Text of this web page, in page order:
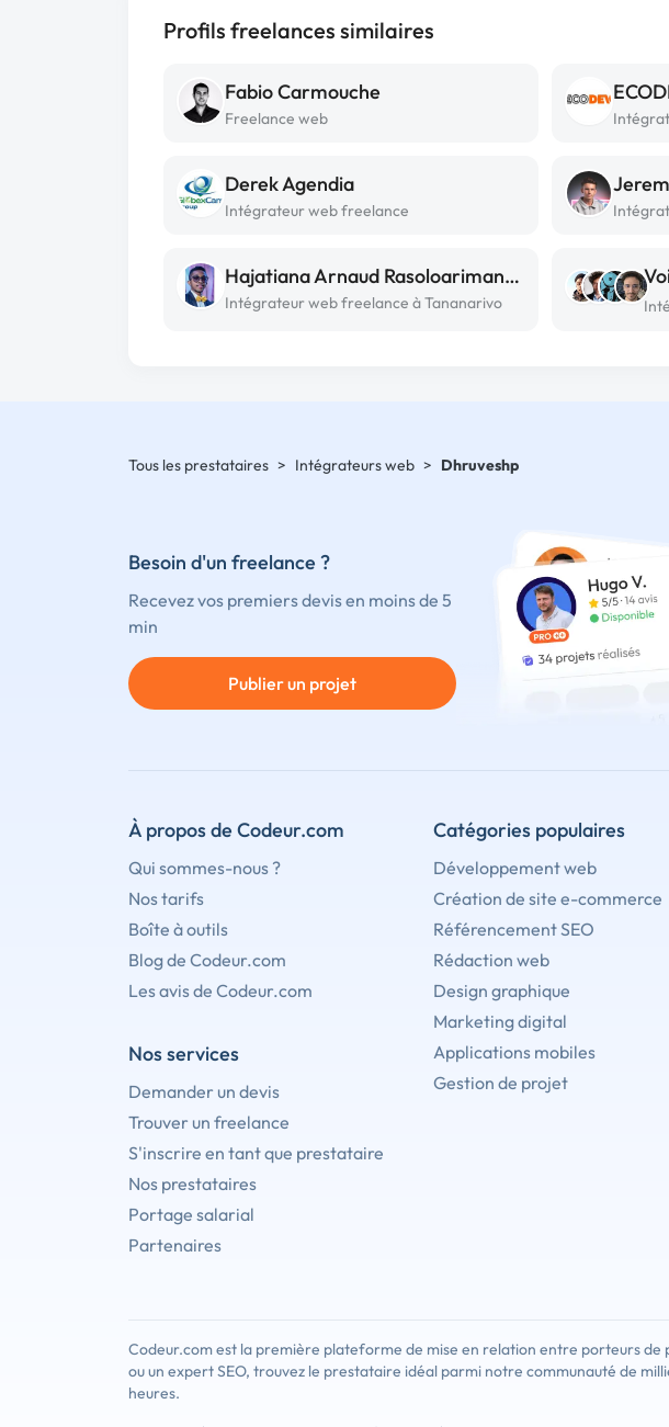
Profils freelances similaires
Fabio Carmouche
Freelance web
Derek Agendia
Intégrateur web freelance
Hajatiana Arnaud Rasoloarimanana
Intégrateur web freelance à Tananarivo
Tous les prestataires > Intégrateurs web > Dhruveshp
Besoin d'un freelance ?
Recevez vos premiers devis en moins de 5
min
Publier un projet
À propos de Codeur.com
Qui sommes-nous ?
Nos tarifs
Boîte à outils
Blog de Codeur.com
Les avis de Codeur.com
Nos services
Demander un devis
Trouver un freelance
S'inscrire en tant que prestataire
Nos prestataires
Portage salarial
Partenaires
Catégories populaires
Développement web
Création de site e-commerce
Référencement SEO
Rédaction web
Design graphique
Marketing digital
Applications mobiles
Gestion de projet
Codeur.com est la première plateforme de mise en relation entre porteurs
ou un expert SEO, trouvez le prestataire idéal parmi notre communauté de
heures.